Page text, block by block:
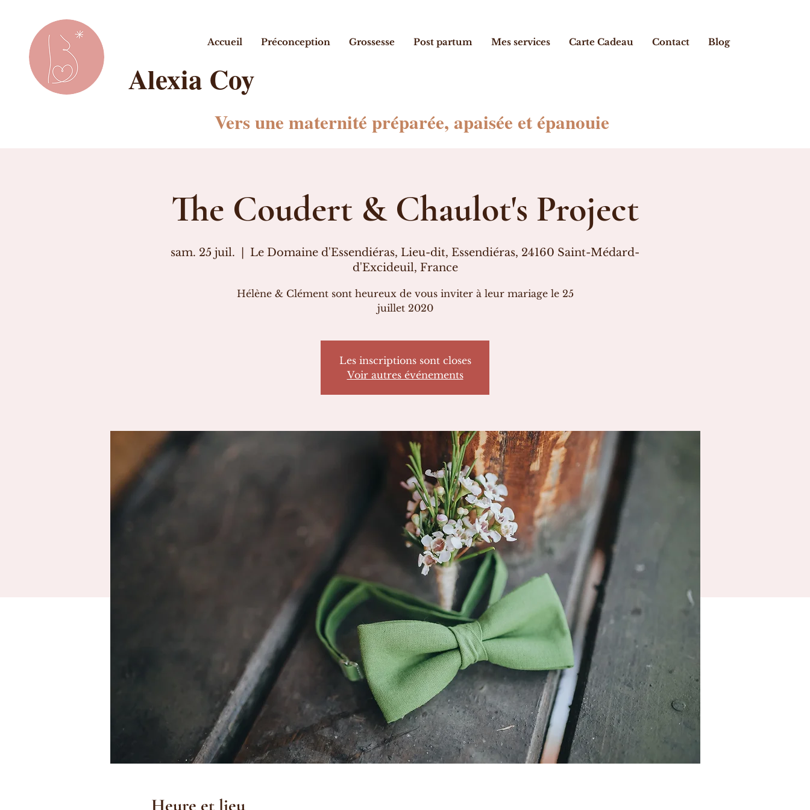
Accueil Préconception Grossesse Post partum Mes services Carte Cadeau Contact Blog
Alexia Coy
Vers une maternité préparée, apaisée et épanouie
The Coudert & Chaulot's Project
sam. 25 juil.
Le Domaine d'Essendiéras, Lieu-dit, Essendiéras, 24160 Saint-Médard-
d'Excideuil, France
Hélène & Clément sont heureux de vous inviter à leur mariage le 25
juillet 2020
Les inscriptions sont closes
Voir autres événements
Heure et lieu